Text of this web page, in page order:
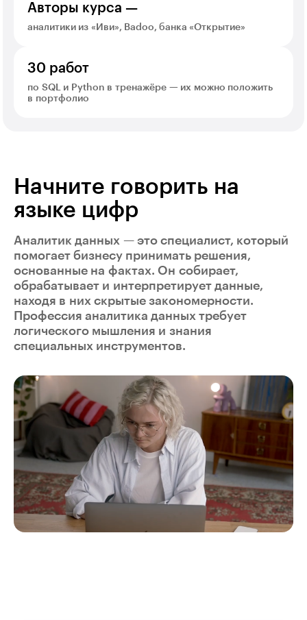
Авторы курса —
аналитики из «Иви», Badoo, банка «Открытие»
30 работ
по SQL и Python в тренажёре — их можно положить
в портфолио
Начните говорить на
языке цифр
Аналитик данных — это специалист, который
помогает бизнесу принимать решения,
основанные на фактах. Он собирает,
обрабатывает и интерпретирует данные,
находя в них скрытые закономерности.
Профессия аналитика данных требует
логического мышления и знания
специальных инструментов.